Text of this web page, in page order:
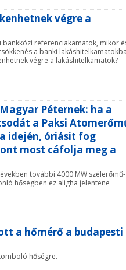
végre a
referenciakamatok, mikor
a banki
végre a lakáshitelkamatok?
Péternek: ha a
a Paksi
idején, óriásit fog
most cáfolja meg a
további 4000 MW szélerőmű-
hőségben ez aligha jelentene
a hőmérő a budapesti
hőségre.